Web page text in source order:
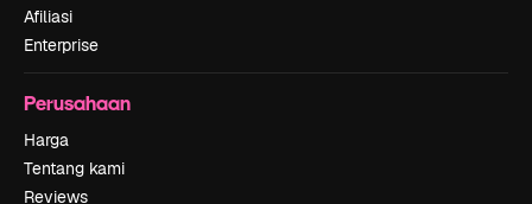
Afiliasi
Enterprise
Perusahaan
Harga
Tentang kami
Reviews